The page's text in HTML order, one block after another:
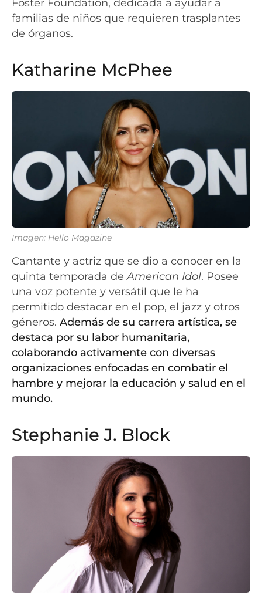
Foster Foundation, dedicada a ayudar a
familias de niños que requieren trasplantes
de órganos.
Katharine McPhee
Imagen: Hello Magazine
Cantante y actriz que se dio a conocer en la
quinta temporada de American Idol. Posee
una voz potente y versátil que le ha
permitido destacar en el pop, el jazz y otros
géneros. Además de su carrera artística, se
destaca por su labor humanitaria,
colaborando activamente con diversas
organizaciones enfocadas en combatir el
hambre y mejorar la educación y salud en el
mundo.
Stephanie J. Block